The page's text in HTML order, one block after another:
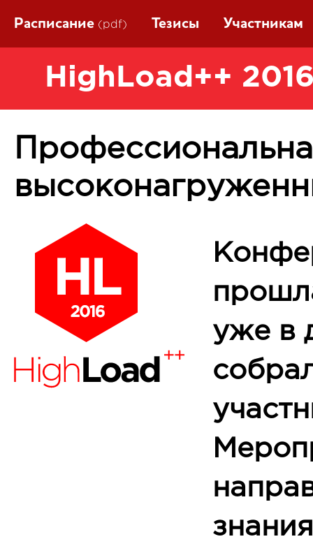
Расписание (pdf) Тезисы Участникам
HighLoad++
уже в